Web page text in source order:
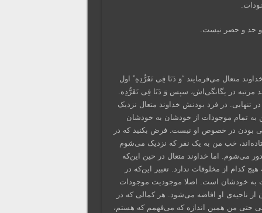
و حد و حصر نیست.
متعال می‌فرمایند “وَ دَنَا فِی تَفَرُّدِهِ” اول
مرتبه در یگانگی‌اش، سپس وَ دَنَا فِی تَفَرُّدِه.
تنهایی. در فرد بودنش خداوند متعال نزدیک
به تمام موجودات از خودشان به خودشان
بودن در خصوص او نیست. فرض بکنید که در
خب من به یک نفر که نزدیک می‌شوم
می‌شوم. اما خداوند متعال در حین این‌که
کدام از مخلوقات ندارد. تعبیر این‌که در
به خودشان است. اصلا موجودیت موجودات
ناحیه‌ی او افاضه می‌شود. هر کمالی که در
حتی من همین اندازه که می‌فهمم که هستم،